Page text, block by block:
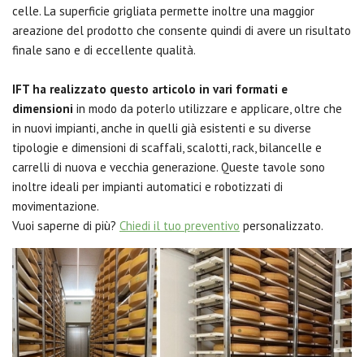
celle. La superficie grigliata permette inoltre una maggior
areazione del prodotto che consente quindi di avere un risultato
finale sano e di eccellente qualità.
IFT ha realizzato questo articolo in vari formati e
dimensioni in modo da poterlo utilizzare e applicare, oltre che
in nuovi impianti, anche in quelli già esistenti e su diverse
tipologie e dimensioni di scaffali, scalotti, rack, bilancelle e
carrelli di nuova e vecchia generazione. Queste tavole sono
inoltre ideali per impianti automatici e robotizzati di
movimentazione.
Vuoi saperne di più? Chiedi il tuo preventivo personalizzato.